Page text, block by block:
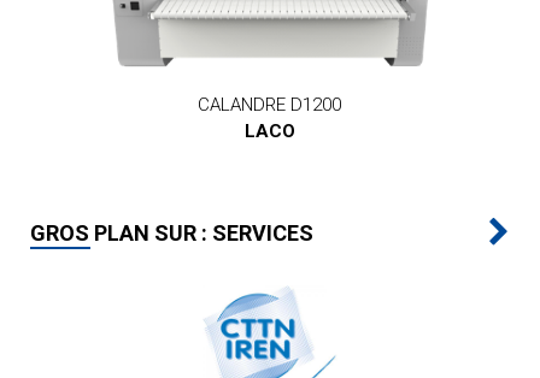
CALANDRE D1200
LACO
GROS PLAN SUR : SERVICES